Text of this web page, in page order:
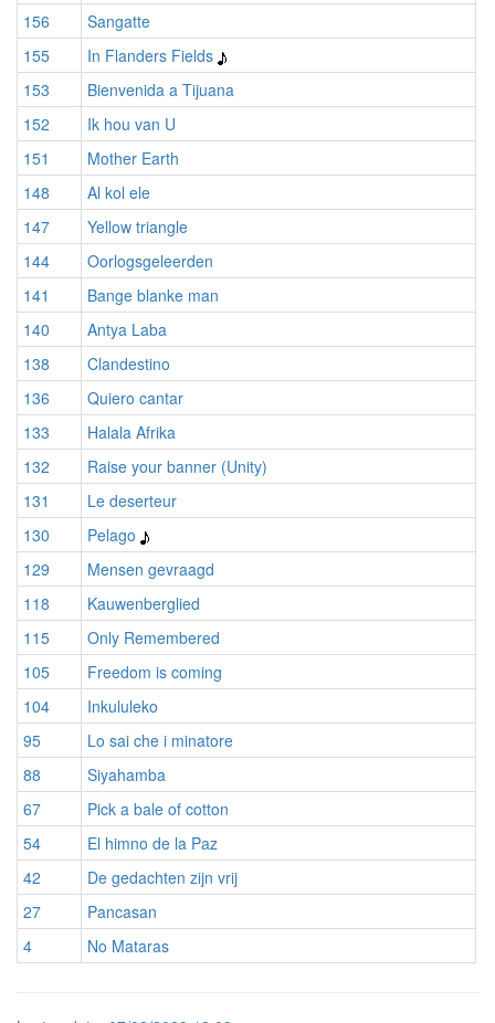
156
Sangatte
155
In Flanders Fields
153
Bienvenida a Tijuana
152
Ik hou van U
151
Mother Earth
148
Al kol ele
147
Yellow triangle
144
Oorlogsgeleerden
141
Bange blanke man
140
Antya Laba
138
Clandestino
136
Quiero cantar
133
Halala Afrika
132
Raise your banner (Unity)
131
Le deserteur
130
Pelago
129
Mensen gevraagd
118
Kauwenberglied
115
Only Remembered
105
Freedom is coming
104
Inkululeko
95
Lo sai che i minatore
88
Siyahamba
67
Pick a bale of cotton
54
El himno de la Paz
42
De gedachten zijn vrij
27
Pancasan
4
No Mataras